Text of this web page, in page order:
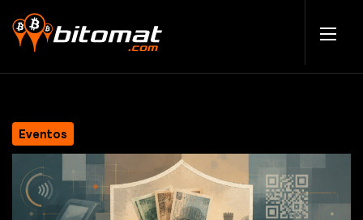
Eventos